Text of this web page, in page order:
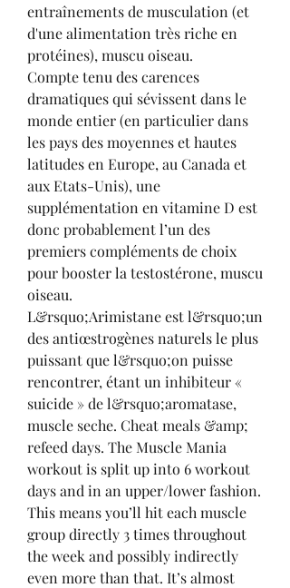
entraînements de musculation (et
d'une alimentation très riche en
protéines), muscu oiseau.
Compte tenu des carences
dramatiques qui sévissent dans le
monde entier (en particulier dans
les pays des moyennes et hautes
latitudes en Europe, au Canada et
aux Etats-Unis), une
supplémentation en vitamine D est
donc probablement l’un des
premiers compléments de choix
pour booster la testostérone, muscu
oiseau.
L&rsquo;Arimistane est l&rsquo;un
des antiœstrogènes naturels le plus
puissant que l&rsquo;on puisse
rencontrer, étant un inhibiteur «
suicide » de l&rsquo;aromatase,
muscle seche. Cheat meals &amp;
refeed days. The Muscle Mania
workout is split up into 6 workout
days and in an upper/lower fashion.
This means you’ll hit each muscle
group directly 3 times throughout
the week and possibly indirectly
even more than that. It’s almost